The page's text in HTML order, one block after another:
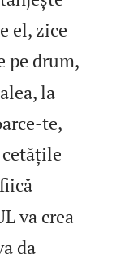
el, zice
pe drum,
la
va crea
da